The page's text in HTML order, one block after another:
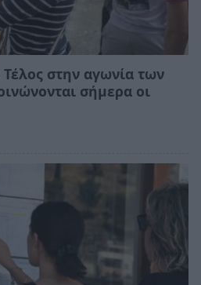
στην αγωνία των
σήμερα οι